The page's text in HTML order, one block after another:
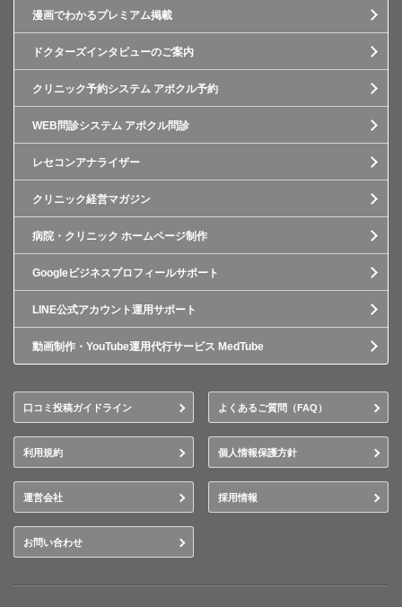
漫画でわかるプレミアム掲載
ドクターズインタビューのご案内
クリニック予約システム アポクル予約
WEB問診システム アポクル問診
レセコンアナライザー
クリニック経営マガジン
病院・クリニック ホームページ制作
Googleビジネスプロフィールサポート
LINE公式アカウント運用サポート
動画制作・YouTube運用代行サービス MedTube
口コミ投稿ガイドライン よくあるご質問（FAQ）
利用規約 個人情報保護方針
運営会社 採用情報
お問い合わせ